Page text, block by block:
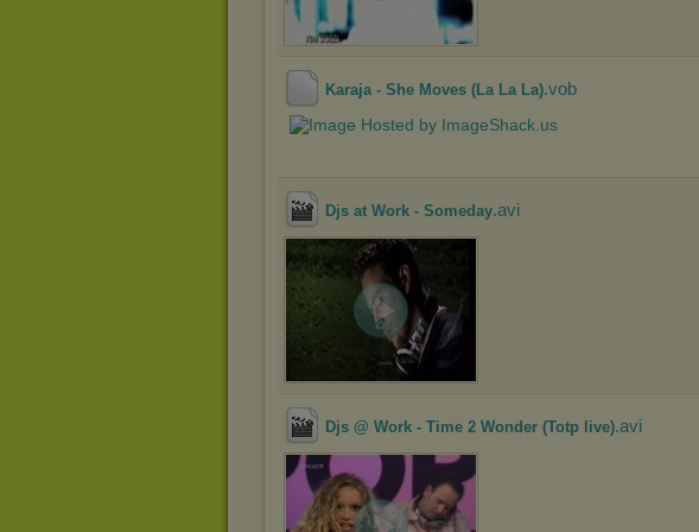
Karaja - She Moves (La La La).vob
Djs at Work - Someday.avi
Djs @ Work - Time 2 Wonder (Totp live).avi